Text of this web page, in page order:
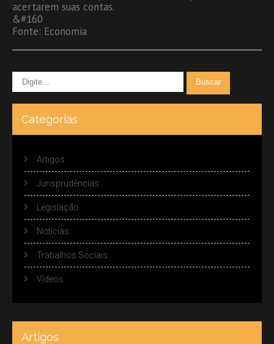
acertarem suas contas.
&#160
Fonte: Economia
Categorias
Artigos
Jurisprudências
Legislação
Notícias
Trabalhos Sociais
Vídeos
Artigos